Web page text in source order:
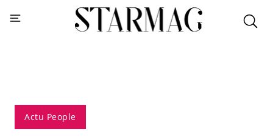
Actu People